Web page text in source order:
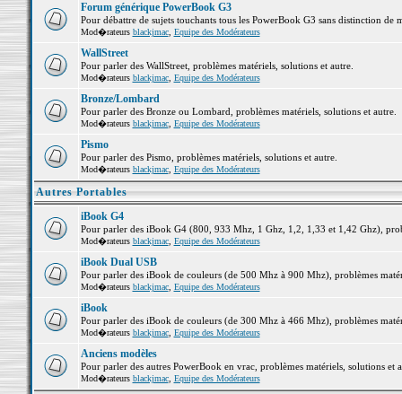
Forum générique PowerBook G3
Pour débattre de sujets touchants tous les PowerBook G3 sans distinction de
Mod�rateurs blackjmac, Equipe des Modérateurs
WallStreet
Pour parler des WallStreet, problèmes matériels, solutions et autre.
Mod�rateurs blackjmac, Equipe des Modérateurs
Bronze/Lombard
Pour parler des Bronze ou Lombard, problèmes matériels, solutions et autre.
Mod�rateurs blackjmac, Equipe des Modérateurs
Pismo
Pour parler des Pismo, problèmes matériels, solutions et autre.
Mod�rateurs blackjmac, Equipe des Modérateurs
Autres Portables
iBook G4
Pour parler des iBook G4 (800, 933 Mhz, 1 Ghz, 1,2, 1,33 et 1,42 Ghz),
Mod�rateurs blackjmac, Equipe des Modérateurs
iBook Dual USB
Pour parler des iBook de couleurs (de 500 Mhz à 900 Mhz), problèmes
Mod�rateurs blackjmac, Equipe des Modérateurs
iBook
Pour parler des iBook de couleurs (de 300 Mhz à 466 Mhz), problèmes
Mod�rateurs blackjmac, Equipe des Modérateurs
Anciens modèles
Pour parler des autres PowerBook en vrac, problèmes matériels, solutions et
Mod�rateurs blackjmac, Equipe des Modérateurs